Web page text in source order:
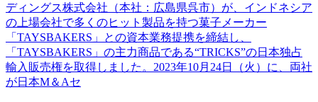
ディングス株式会社（本社：広島県呉市）が、インドネシア
の上場会社で多くのヒット製品を持つ菓子メーカー
「TAYSBAKERS」との資本業務提携を締結し、
「TAYSBAKERS」の主力商品である“TRICKS”の日本独占
輸入販売権を取得しました。2023年10月24日（火）に、両社
が日本M＆Aセ